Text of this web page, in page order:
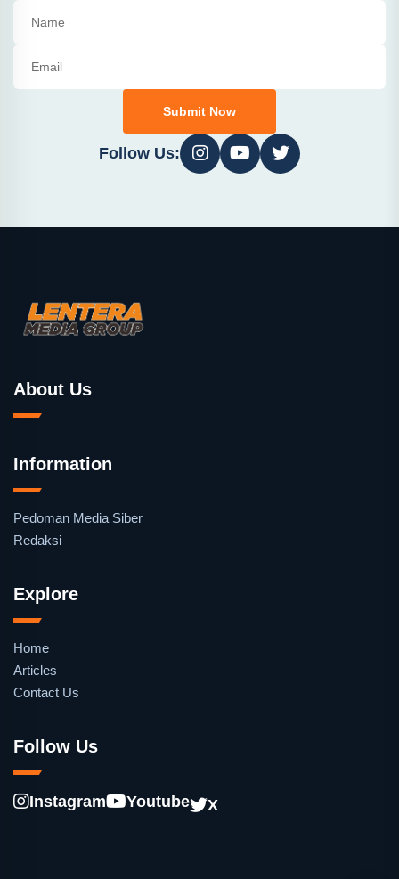
Submit Now
Follow Us:
About Us
Information
Pedoman Media Siber
Redaksi
Explore
Home
Articles
Contact Us
Follow Us
Instagram Youtube X